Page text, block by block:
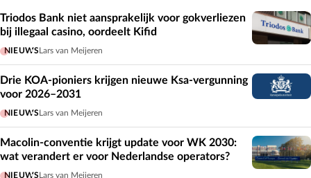
Triodos Bank niet aansprakelijk voor gokverliezen
bij illegaal casino, oordeelt Kifid
NIEUWSLars van Meijeren
Drie KOA-pioniers krijgen nieuwe Ksa-vergunning
voor 2026–2031
NIEUWSLars van Meijeren
Macolin-conventie krijgt update voor WK 2030:
wat verandert er voor Nederlandse operators?
NIEUWSLars van Meijeren